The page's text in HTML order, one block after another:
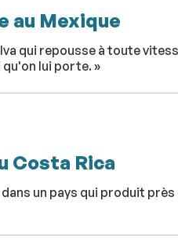
au Mexique
qui repousse à toute
lui porte. »
Costa Rica
un pays qui produit